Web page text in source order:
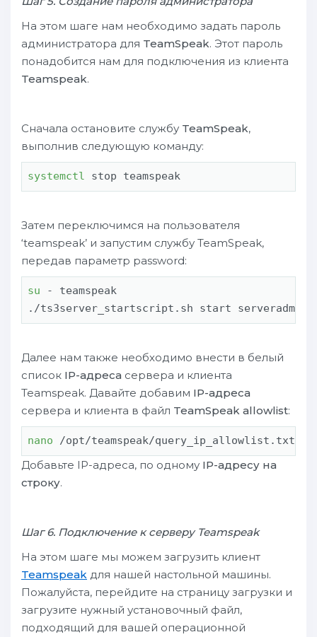
На этом шаге нам необходимо задать пароль
администратора для TeamSpeak. Этот пароль
понадобится нам для подключения из клиента
Teamspeak.
Сначала остановите службу TeamSpeak,
выполнив следующую команду:
systemctl stop teamspeak
Затем переключимся на пользователя
‘teamspeak’ и запустим службу TeamSpeak,
передав параметр password:
su - teamspeak
./ts3server_startscript.sh start
Далее нам также необходимо внести в белый
список IP-адреса сервера и клиента
Teamspeak. Давайте добавим IP-адреса
сервера и клиента в файл TeamSpeak allowlist:
nano /opt/teamspeak/query_ip_allowlist.txt
Добавьте IP-адреса, по одному IP-адресу на
строку.
Шаг 6. Подключение к серверу Teamspeak
На этом шаге мы можем загрузить клиент
Teamspeak для нашей настольной машины.
Пожалуйста, перейдите на страницу загрузки и
загрузите нужный установочный файл,
подходящий для вашей операционной